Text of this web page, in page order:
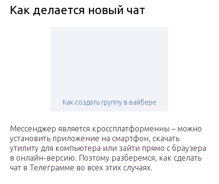
Как делается новый чат
Как создать группу в вайбере
Мессенджер является кроссплатформенны – можно
установить приложение на смартфон, скачать
утилиту для компьютера или зайти прямо с браузера
в онлайн-версию. Поэтому разберемся, как сделать
чат в Телеграмме во всех этих случаях.